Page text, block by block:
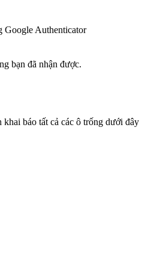
Google Authenticator
bạn đã nhận được.
báo tất cả các ô trống dưới đây